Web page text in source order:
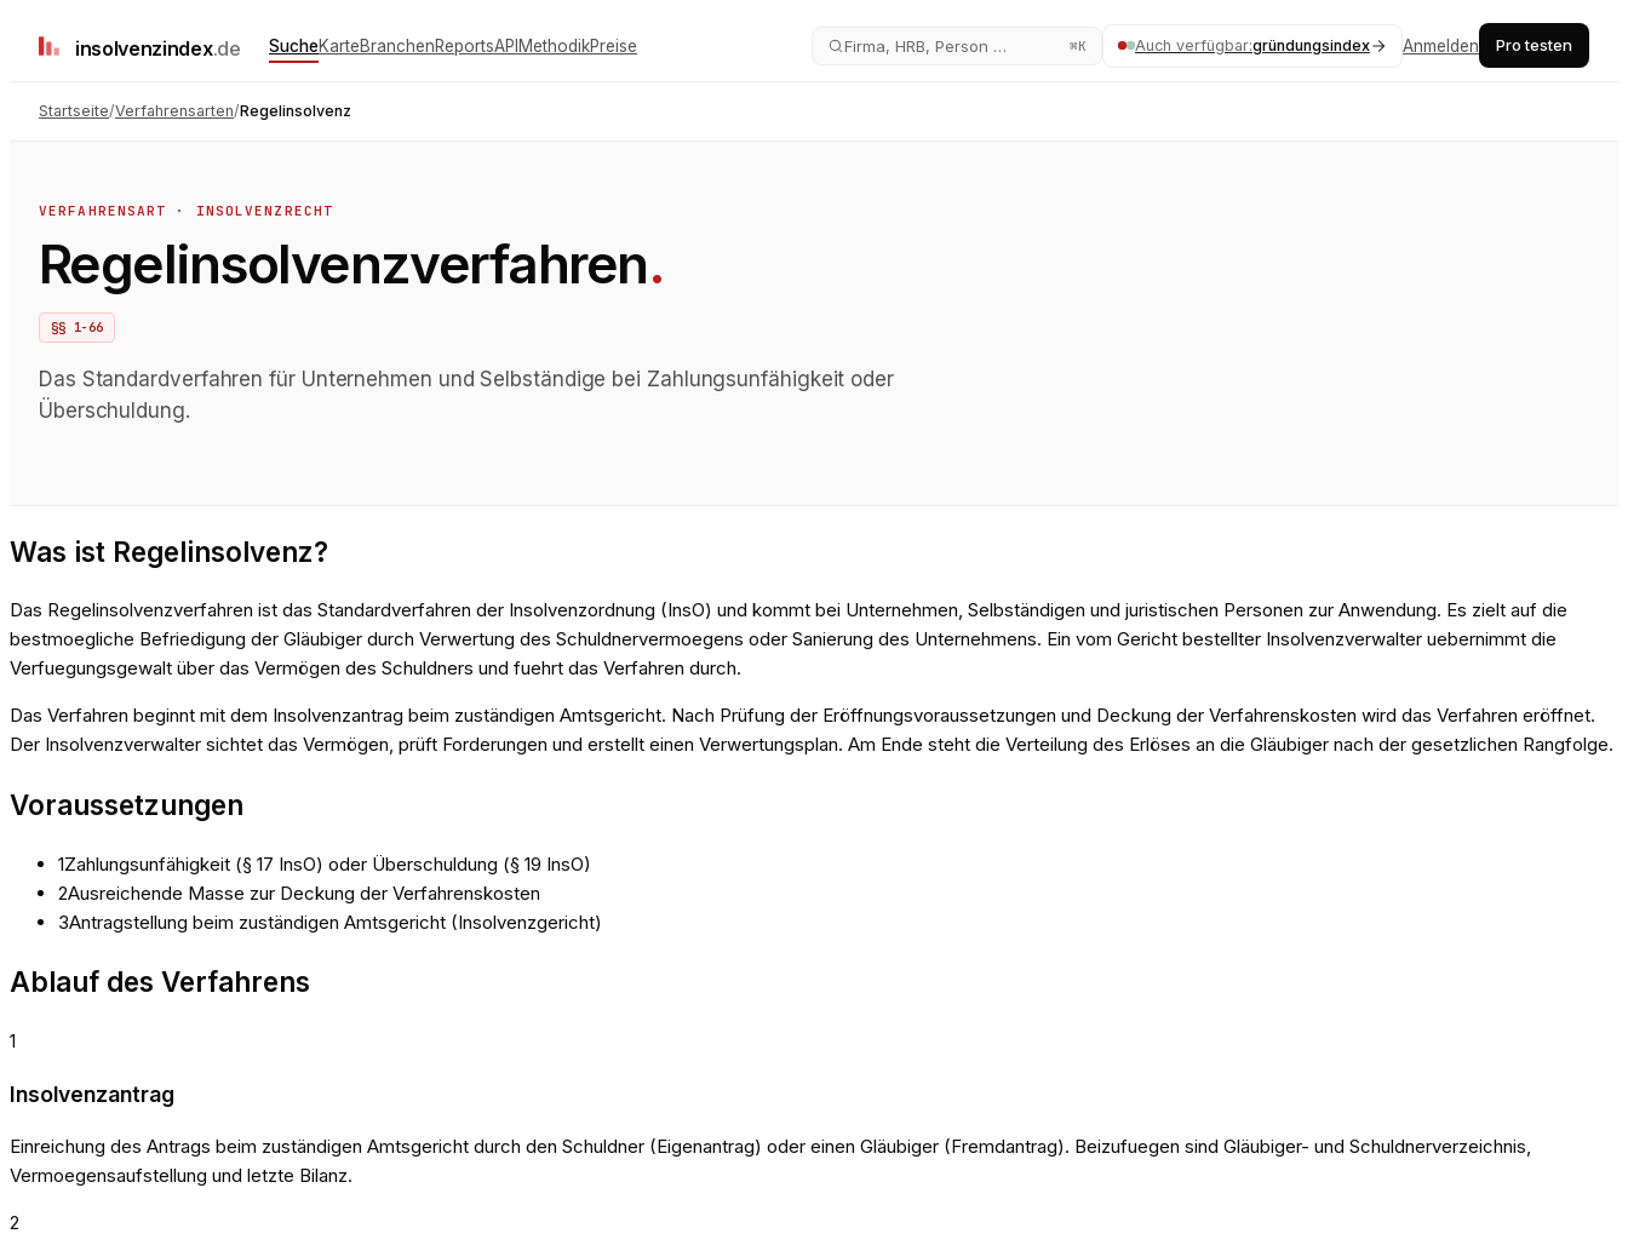
insolvenzindex.de SucheKarteBranchenReportsAPIMethodikPreise Firma, HRB, Person … ⌘K Auch verfügbar:gründungsindex Anmelden Pro testen
Startseite/Verfahrensarten/Regelinsolvenz
VERFAHRENSART · INSOLVENZRECHT
Regelinsolvenzverfahren.
§§ 1-66
Das Standardverfahren für Unternehmen und Selbständige bei Zahlungsunfähigkeit oder
Überschuldung.
Was ist Regelinsolvenz?
Das Regelinsolvenzverfahren ist das Standardverfahren der Insolvenzordnung (InsO) und kommt bei Unternehmen, Selbständigen und juristischen Personen zur Anwendung. Es zielt auf die
bestmoegliche Befriedigung der Gläubiger durch Verwertung des Schuldnervermoegens oder Sanierung des Unternehmens. Ein vom Gericht bestellter Insolvenzverwalter uebernimmt die
Verfuegungsgewalt über das Vermögen des Schuldners und fuehrt das Verfahren durch.
Das Verfahren beginnt mit dem Insolvenzantrag beim zuständigen Amtsgericht. Nach Prüfung der Eröffnungsvoraussetzungen und Deckung der Verfahrenskosten wird das Verfahren eröffnet.
Der Insolvenzverwalter sichtet das Vermögen, prüft Forderungen und erstellt einen Verwertungsplan. Am Ende steht die Verteilung des Erlöses an die Gläubiger nach der gesetzlichen Rangfolge.
Voraussetzungen
1Zahlungsunfähigkeit (§ 17 InsO) oder Überschuldung (§ 19 InsO)
2Ausreichende Masse zur Deckung der Verfahrenskosten
3Antragstellung beim zuständigen Amtsgericht (Insolvenzgericht)
Ablauf des Verfahrens
1
Insolvenzantrag
Einreichung des Antrags beim zuständigen Amtsgericht durch den Schuldner (Eigenantrag) oder einen Gläubiger (Fremdantrag). Beizufuegen sind Gläubiger- und Schuldnerverzeichnis,
Vermoegensaufstellung und letzte Bilanz.
2